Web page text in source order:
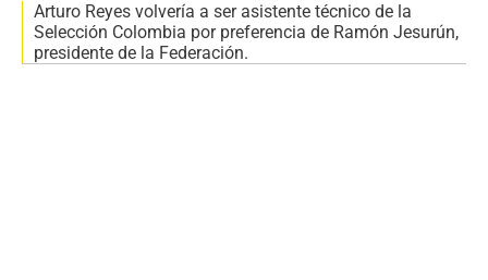
Arturo Reyes volvería a ser asistente técnico de la
Selección Colombia por preferencia de Ramón Jesurún,
presidente de la Federación.